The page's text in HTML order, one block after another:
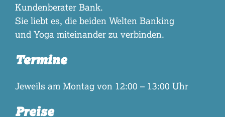
Kundenberater Bank.
Sie liebt es, die beiden Welten Banking
und Yoga miteinander zu verbinden.
Termine
Jeweils am Montag von 12:00 – 13:00 Uhr
Preise